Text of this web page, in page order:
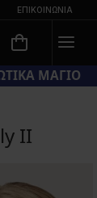
ΕΠΙΚΟΙΝΩΝΊΑ
ΜΑΓΙΟ
II